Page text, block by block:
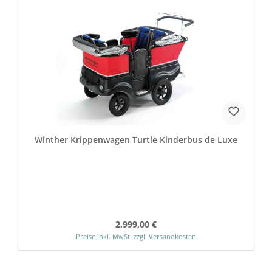
Winther Krippenwagen Turtle Kinderbus de Luxe
Regulärer Preis:
2.999,00 €
Preise inkl. MwSt. zzgl. Versandkosten